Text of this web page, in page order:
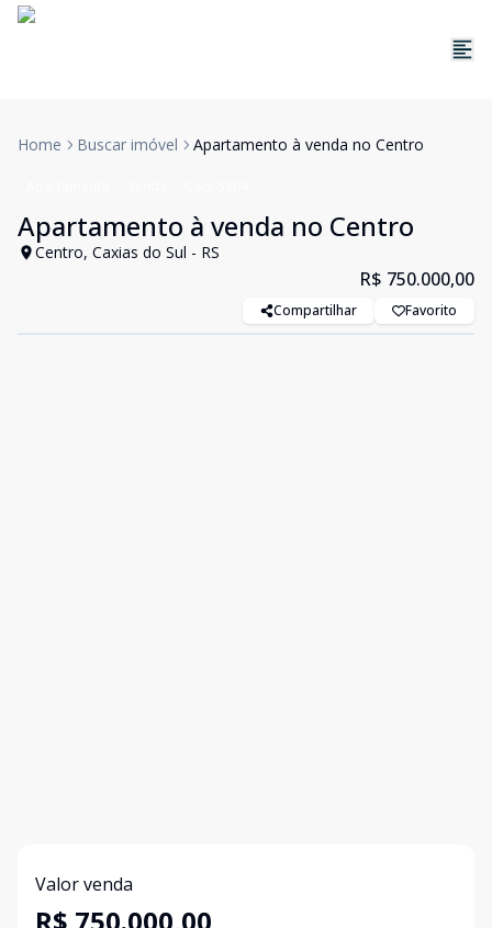
Home Buscar imóvel Apartamento à venda no Centro
Apartamento à venda no Centro
Centro, Caxias do Sul - RS
R$ 750.000,00
Compartilhar Favorito
Valor venda